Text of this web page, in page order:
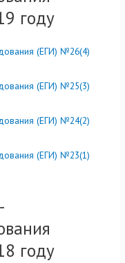
году
(ЕГИ) №26(4)
(ЕГИ) №25(3)
(ЕГИ) №24(2)
(ЕГИ) №23(1)
году